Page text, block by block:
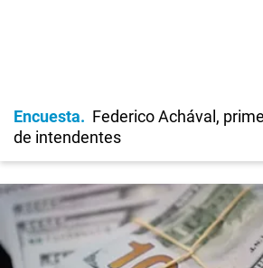
Encuesta
Federico Achával,
de intendentes